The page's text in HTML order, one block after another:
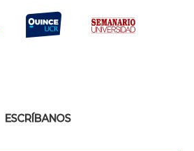
ESCRÍBANOS